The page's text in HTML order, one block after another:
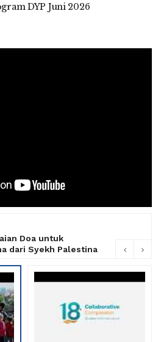
DYP Juni 2026
Doa untuk
dari Syekh Palestina